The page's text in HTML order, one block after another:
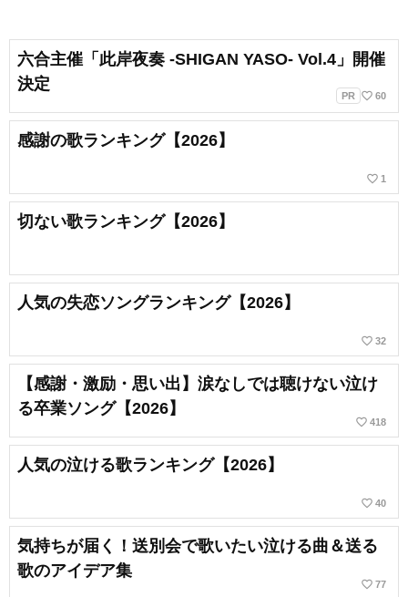
六合主催「此岸夜奏 -SHIGAN YASO- Vol.4」開催
決定
PR favorite_border 60
感謝の歌ランキング【2026】
favorite_border 1
切ない歌ランキング【2026】
人気の失恋ソングランキング【2026】
favorite_border 32
【感謝・激励・思い出】涙なしでは聴けない泣け
る卒業ソング【2026】
favorite_border 418
人気の泣ける歌ランキング【2026】
favorite_border 40
気持ちが届く！送別会で歌いたい泣ける曲＆送る
歌のアイデア集
favorite_border 77